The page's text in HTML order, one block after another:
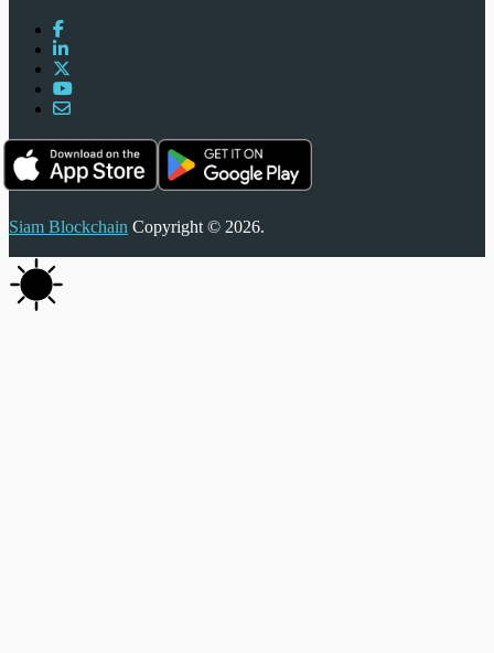
Siam Blockchain Copyright © 2026.